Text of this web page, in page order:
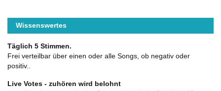
Wissenswertes
Täglich 5 Stimmen.
Frei verteilbar über einen oder alle Songs, ob negativ oder
positiv..
Live Votes - zuhören wird belohnt